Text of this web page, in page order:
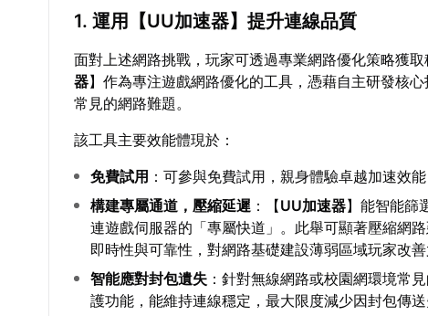
1. 運用【UU加速器】提升連線品質
面對上述網路挑戰，玩家可透過專業網路優化策略獲
器】作為專注遊戲網路優化的工具，憑藉自主研發核
常見的網路難題。
該工具主要效能體現於：
免費試用 ：可參與免費試用，親身體驗卓越加速效能
構建專屬通道，壓縮延遲 ：【UU加速器】能智能篩
連遊戲伺服器的「專屬快道」。此舉可顯著壓縮網
即時性與可靠性，對網路基礎建設薄弱區域玩家改善
智能應對封包遺失 ：針對無線網路或校園網環境常
護功能，能維持連線穩定，最大限度減少因封包傳